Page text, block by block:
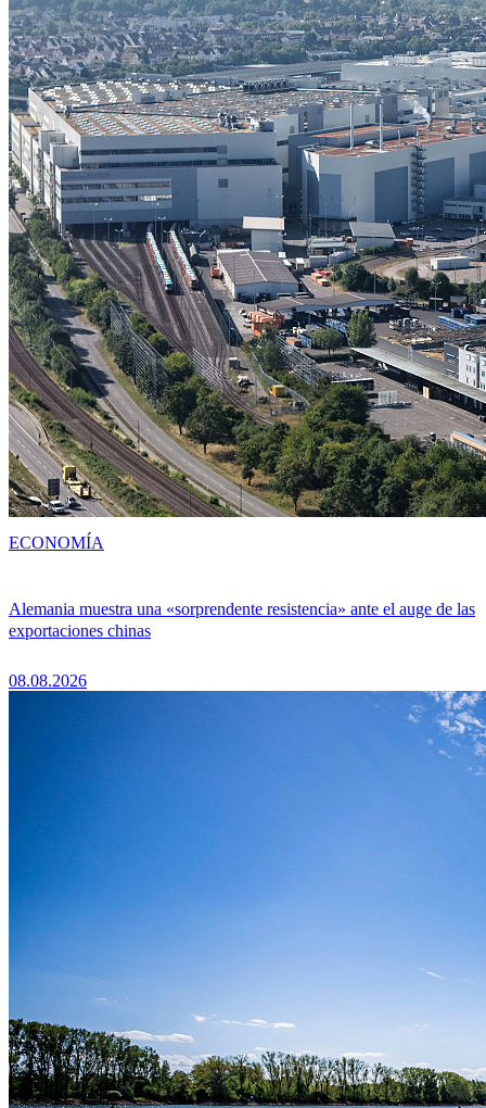
Alemania muestra una «sorprendente resistencia» ante el auge de las
exportaciones chinas
08.08.2026
ECONOMÍA